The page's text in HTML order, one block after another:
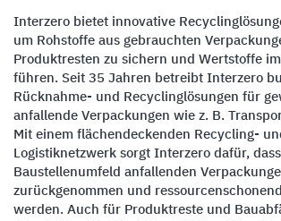
Interzero bietet innovative
um Rohstoffe aus gebrauchten
Produktresten zu sichern und Wertstoffe
führen. Seit 35 Jahren betreibt Interzero
Rücknahme- und Recyclinglösungen für
anfallende Verpackungen wie z. B.
Mit einem flächendeckenden Recycling-
Logistiknetzwerk sorgt Interzero dafür,
Baustellenumfeld anfallenden
zurückgenommen und
werden. Auch für Produktreste und